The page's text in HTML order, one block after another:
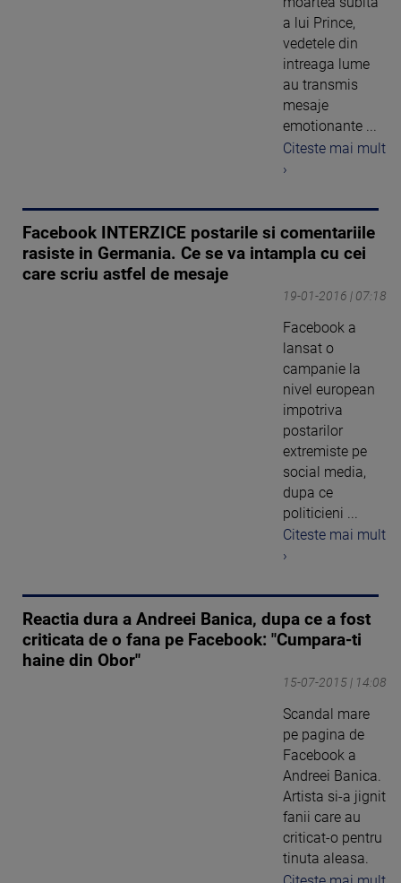
a lui Prince,
vedetele din
intreaga lume
au transmis
mesaje
emotionante ...
Citeste mai mult
›
Facebook INTERZICE postarile si comentariile
rasiste in Germania. Ce se va intampla cu cei
care scriu astfel de mesaje
19-01-2016 | 07:18
Facebook a
lansat o
campanie la
nivel european
impotriva
postarilor
extremiste pe
social media,
dupa ce
politicieni ...
Citeste mai mult
›
Reactia dura a Andreei Banica, dupa ce a fost
criticata de o fana pe Facebook: "Cumpara-ti
haine din Obor"
15-07-2015 | 14:08
Scandal mare
pe pagina de
Facebook a
Andreei Banica.
Artista si-a jignit
fanii care au
criticat-o pentru
tinuta aleasa.